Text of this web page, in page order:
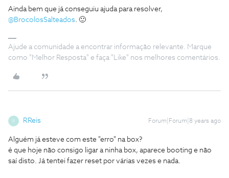
Ainda bem que já conseguiu ajuda para resolver,
@BrocolosSalteados. 🙂
Ajude a comunidade a encontrar informação relevante. Marque
como "Melhor Resposta" e faça "Like" nos melhores comentários.
R RReis Forum|Forum|8 years ago
Alguém já esteve com este "erro" na box?
é que hoje não consigo ligar a ninha box, aparece booting e não
saí disto. Já tentei fazer reset por várias vezes e nada.